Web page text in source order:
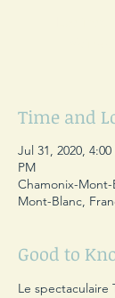
Time and
Jul 31, 2020,
PM
Chamonix-Mont-
Mont-Blanc,
Good to
Le spectaculaire